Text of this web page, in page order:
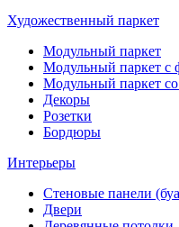
Художественный паркет
Модульный паркет
Модульный паркет
Модульный паркет со
Декоры
Розетки
Бордюры
Интерьеры
Стеновые панели
Двери